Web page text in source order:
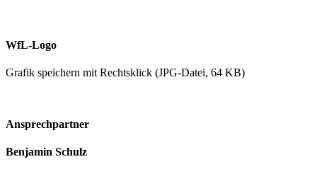
WfL-Logo
Grafik speichern mit Rechtsklick (JPG-Datei, 64 KB)
Ansprechpartner
Benjamin Schulz